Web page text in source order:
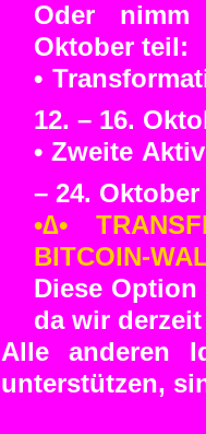
Oder nimm
Oktober teil:
•
12. – 16.
• Zweite
– 24. Oktober
•∆•
BITCOIN-
Diese
da wir
Alle anderen
unterstützen,